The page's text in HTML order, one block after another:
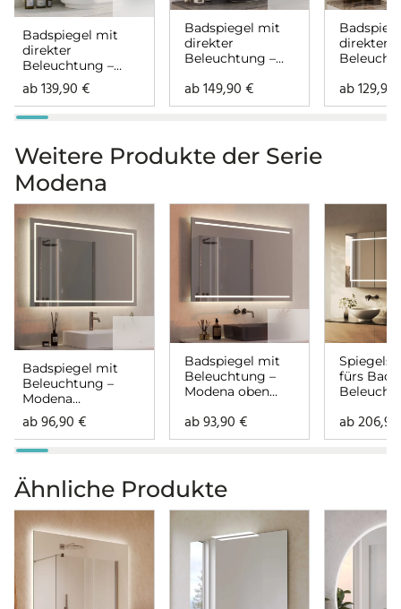
Badspiegel mit
direkter
Beleuchtung –
Lumina oben
ab139,90€
Badspiegel mit
direkter
Beleuchtung –
ab149,90€
direkter
ab129,90
Weitere Produkte der Serie
Modena
Badspiegel mit
Beleuchtung –
Modena
rundherum
ab96,90€
Badspiegel mit
Beleuchtung –
Modena oben
ab93,90€
fürs Bad
ab
Ähnliche Produkte